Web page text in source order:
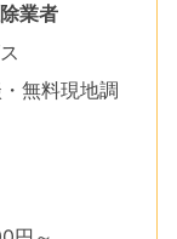
業者
無料現地調